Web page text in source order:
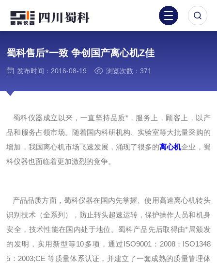
蜀科售后*一致 争创国产离心机Z佳
发布时间：2016-08-19 浏览次数：371
蜀科仪器成立以来，一直坚持品质*，服务上，顾客上，以产
品和服务占领市场。随着国内科研机构、实验室等大批量采购的
增加，我国离心机市场飞速发展，涌现了很多的离心机企业，蜀
科仪器也面临着更加激烈的竞争。
产品品质方面，蜀科仪器在国内先掌握、使用高速离心机转头
识别技术（全系列），防止转头超速运转，保护操作人员和机身
安全，技术性能在国内处于地位。蜀科产品先后取得由*局颁发
的发明，实用新型等10多项，通过ISO9001：2008；ISO1348
5：2003;CE 等质量体系认证，并建立了一套成熟的质量管理体